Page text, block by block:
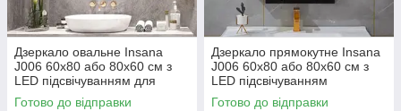
Дзеркало овальне Insana
J006 60x80 або 80х60 см з
LED підсвічуванням для
ванної кімнати
Готово до відправки
Дзеркало прямокутне Insana
J006 60x80 або 80х60 см з
LED підсвічуванням
підігрівом для ванної кімнати
Готово до відправки